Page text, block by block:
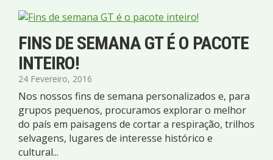
FINS DE SEMANA GT É O PACOTE
INTEIRO!
24 Fevereiro, 2016
Nos nossos fins de semana personalizados e, para
grupos pequenos, procuramos explorar o melhor
do país em paisagens de cortar a respiração, trilhos
selvagens, lugares de interesse histórico e
cultural...